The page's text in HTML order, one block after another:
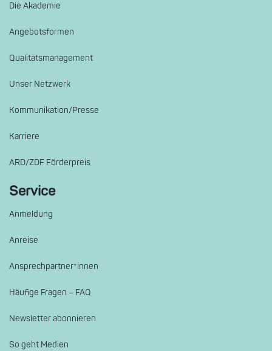
Die Akademie
Angebotsformen
Qualitätsmanagement
Unser Netzwerk
Kommunikation/Presse
Karriere
ARD/ZDF Förderpreis
Service
Anmeldung
Anreise
Ansprechpartner*innen
Häufige Fragen – FAQ
Newsletter abonnieren
So geht Medien